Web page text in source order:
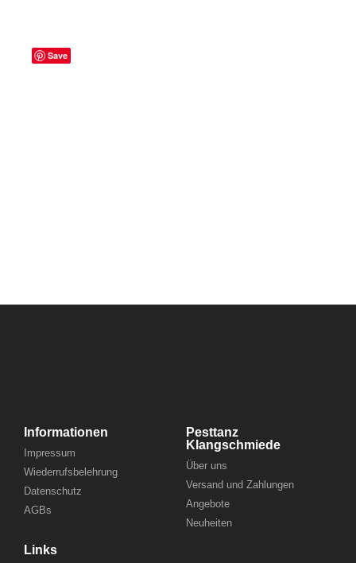
Informationen
Impressum
Wiederrufsbelehrung
Datenschutz
AGBs
Pesttanz
Klangschmiede
Über uns
Versand und Zahlungen
Angebote
Neuheiten
Links